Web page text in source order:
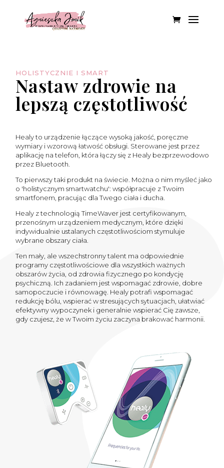
HOLISTYCZNIE I SMART
Nastaw zdrowie na
lepszą częstotliwość
Healy to urządzenie łączące wysoką jakość, poręczne
wymiary i wzorową łatwość obsługi. Sterowane jest przez
aplikację na telefon, która łączy się z Healy bezprzewodowo
przez Bluetooth.
To pierwszy taki produkt na świecie. Można o nim myśleć jako
o 'holistycznym smartwatchu': współpracuje z Twoim
smartfonem, pracując dla Twego ciała i ducha.
Healy z technologią TimeWaver jest certyfikowanym,
przenośnym urządzeniem medycznym, które dzięki
indywidualnie ustalanych częstotliwościom stymuluje
wybrane obszary ciała.
Ten mały, ale wszechstronny talent ma odpowiednie
programy częstotliwościowe dla wszystkich ważnych
obszarów życia, od zdrowia fizycznego po kondycję
psychiczną. Ich zadaniem jest wspomagać zdrowie, dobre
samopoczucie i równowagę. Healy potrafi wspomagać
redukcję bólu, wspierać w stresujących sytuacjach, ułatwiać
efektywny wypoczynek i generalnie wspierać Cię zawsze,
gdy czujesz, że w Twoim życiu zaczyna brakować harmonii.